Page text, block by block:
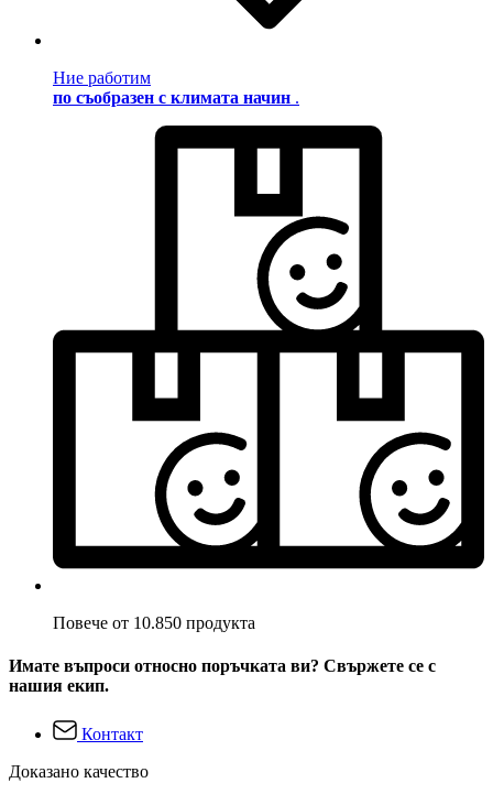
Ние работим
по съобразен с климата начин .
Повече от 10.850 продукта
Имате въпроси относно поръчката ви? Свържете се с
нашия екип.
Контакт
Доказано качество